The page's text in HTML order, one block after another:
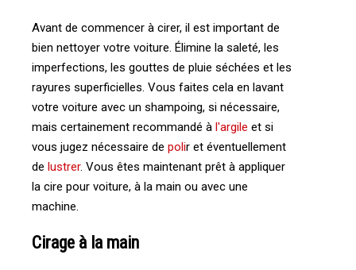
Avant de commencer à cirer, il est important de
bien nettoyer votre voiture. Élimine la saleté, les
imperfections, les gouttes de pluie séchées et les
rayures superficielles. Vous faites cela en lavant
votre voiture avec un shampoing, si nécessaire,
mais certainement recommandé à l'argile et si
vous jugez nécessaire de polir et éventuellement
de lustrer. Vous êtes maintenant prêt à appliquer
la cire pour voiture, à la main ou avec une
machine.
Cirage à la main